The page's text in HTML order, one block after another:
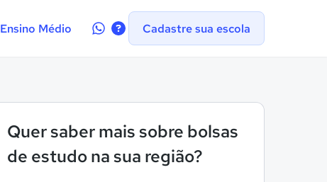
Ensino Médio
Contate-Cadastre sua escola
Quer saber mais sobre bolsas
de estudo na sua região?